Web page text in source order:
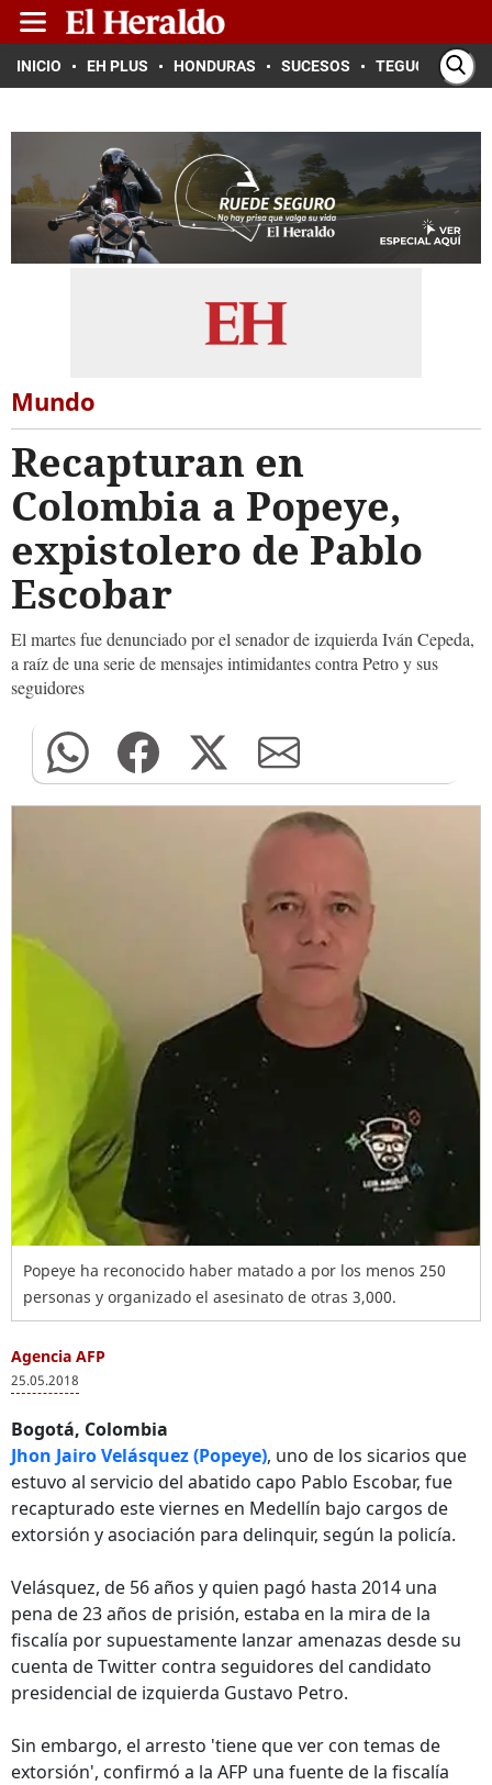
INICIO EH PLUS HONDURAS SUCESOS TEGUCIGALPA
Mundo
Recapturan en
Colombia a Popeye,
expistolero de Pablo
Escobar
El martes fue denunciado por el senador de izquierda Iván Cepeda,
a raíz de una serie de mensajes intimidantes contra Petro y sus
seguidores
Popeye ha reconocido haber matado a por los menos 250
personas y organizado el asesinato de otras 3,000.
Agencia AFP
25.05.2018
Bogotá, Colombia
Jhon Jairo Velásquez (Popeye), uno de los sicarios que
estuvo al servicio del abatido capo Pablo Escobar, fue
recapturado este viernes en Medellín bajo cargos de
extorsión y asociación para delinquir, según la policía.
Velásquez, de 56 años y quien pagó hasta 2014 una
pena de 23 años de prisión, estaba en la mira de la
fiscalía por supuestamente lanzar amenazas desde su
cuenta de Twitter contra seguidores del candidato
presidencial de izquierda Gustavo Petro.
Sin embargo, el arresto 'tiene que ver con temas de
extorsión', confirmó a la AFP una fuente de la fiscalía